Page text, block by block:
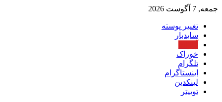
جمعه, 7 آگوست 2026
تغییر پوسته
سایدبار
خوراک
تلگرام
اینستاگرام
لینکدین
توییتر